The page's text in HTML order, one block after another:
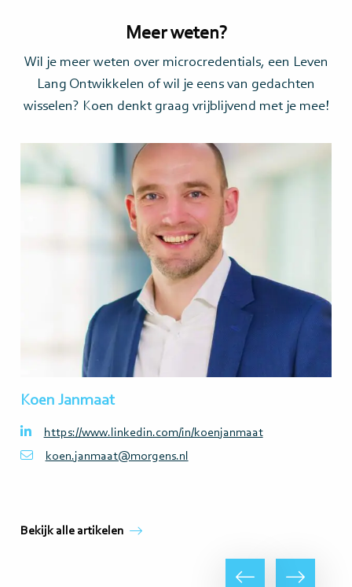
Meer weten?
Wil je meer weten over microcredentials, een Leven
Lang Ontwikkelen of wil je eens van gedachten
wisselen? Koen denkt graag vrijblijvend met je mee!
Koen Janmaat
https://www.linkedin.com/in/koenjanmaat
koen.janmaat@morgens.nl
Bekijk alle artikelen
Volgende
Vorige